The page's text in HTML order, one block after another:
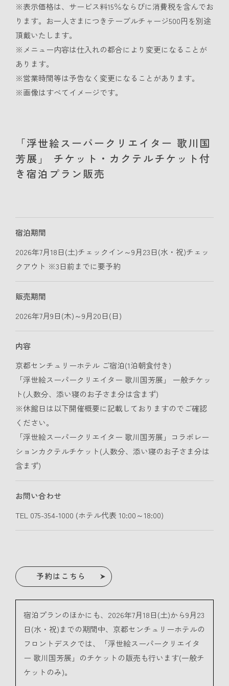
※表示価格は、サービス料15％ならびに消費税を含んでお
ります。お一人さまにつきテーブルチャージ500円を別途
頂戴いたします。
※メニュー内容は仕入れの都合により変更になることが
あります。
※営業時間等は予告なく変更になることがあります。
※画像はすべてイメージです。
「浮世絵スーパークリエイター 歌川国
芳展」 チケット・カクテルチケット付
き宿泊プラン販売
宿泊期間
2026年7月18日(土)チェックイン～9月23日(水・祝)チェッ
クアウト ※3日前までに要予約
販売期間
2026年7月9日(木)～9月20日(日)
内容
京都センチュリーホテル ご宿泊(1泊朝食付き)
「浮世絵スーパークリエイター 歌川国芳展」 一般チケッ
ト(人数分、添い寝のお子さま分は含まず)
※休館日は以下開催概要に記載しておりますのでご確認
ください。
「浮世絵スーパークリエイター 歌川国芳展」コラボレー
ションカクテルチケット(人数分、添い寝のお子さま分は
含まず)
お問い合わせ
TEL 075-354-1000 (ホテル代表 10:00～18:00)
予約はこちら
宿泊プランのほかにも、2026年7月18日(土)から9月23
日(水・祝)までの期間中、京都センチュリーホテルの
フロントデスクでは、「浮世絵スーパークリエイタ
ー 歌川国芳展」のチケットの販売も行います(一般チ
ケットのみ)。